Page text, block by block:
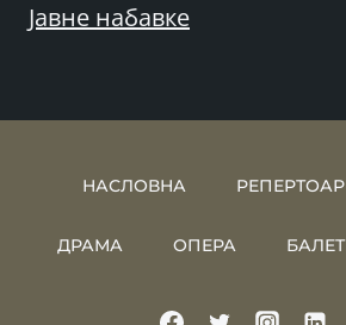
Јавне набавке
НАСЛОВНА РЕПЕРТОАР
ДРАМА ОПЕРА БАЛЕТ